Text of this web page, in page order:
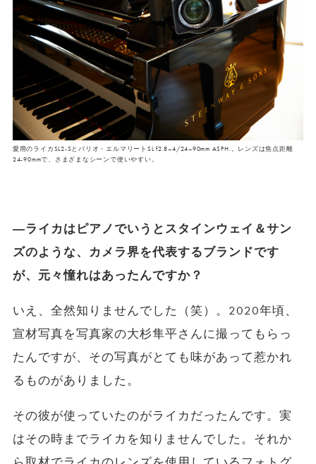
愛用のライカSL2-Sとバリオ・エルマリートSL f2.8–4/24–90mm ASPH.。レンズは焦点距離
24-90mmで、さまざまなシーンで使いやすい。
―ライカはピアノでいうとスタインウェイ＆サン
ズのような、カメラ界を代表するブランドです
が、元々憧れはあったんですか？
いえ、全然知りませんでした（笑）。2020年頃、
宣材写真を写真家の大杉隼平さんに撮ってもらっ
たんですが、その写真がとても味があって惹かれ
るものがありました。
その彼が使っていたのがライカだったんです。実
はその時までライカを知りませんでした。それか